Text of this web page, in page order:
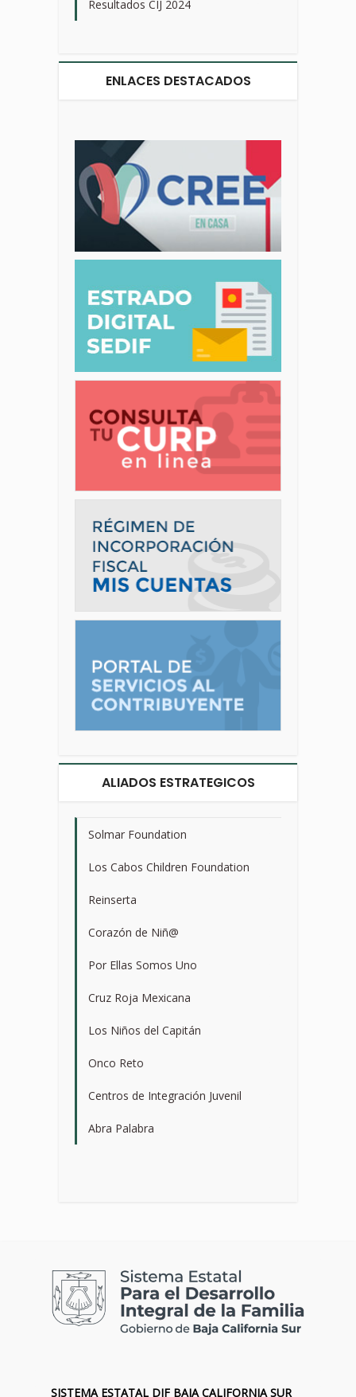
Resultados CIJ 2024
ENLACES DESTACADOS
ALIADOS ESTRATEGICOS
Solmar Foundation
Los Cabos Children Foundation
Reinserta
Corazón de Niñ@
Por Ellas Somos Uno
Cruz Roja Mexicana
Los Niños del Capitán
Onco Reto
Centros de Integración Juvenil
Abra Palabra
SISTEMA ESTATAL DIF BAJA CALIFORNIA SUR